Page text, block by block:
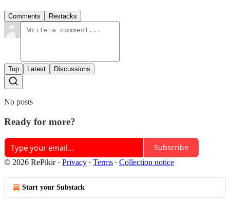
Comments Restacks
Top Latest Discussions
No posts
Ready for more?
Subscribe
© 2026 RePikir· Privacy ∙ Terms ∙ Collection notice
Start your Substack